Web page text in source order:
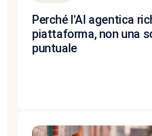
Perché l'AI agentica
piattaforma, non una
puntuale